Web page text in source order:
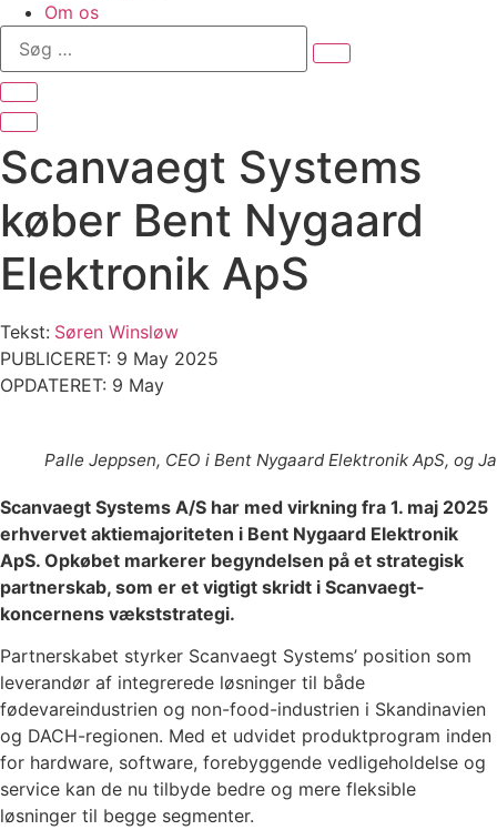
Om os
Søg
Scanvaegt Systems
køber Bent Nygaard
Elektronik ApS
Tekst: Søren Winsløw
PUBLICERET: 9 May 2025
OPDATERET: 9 May
Palle Jeppsen, CEO i Bent Nygaard Elektronik ApS, og
Scanvaegt Systems A/S har med virkning fra 1. maj 2025
erhvervet aktiemajoriteten i Bent Nygaard Elektronik
ApS. Opkøbet markerer begyndelsen på et strategisk
partnerskab, som er et vigtigt skridt i Scanvaegt-
koncernens vækststrategi.
Partnerskabet styrker Scanvaegt Systems’ position som
leverandør af integrerede løsninger til både
fødevareindustrien og non-food-industrien i Skandinavien
og DACH-regionen. Med et udvidet produktprogram inden
for hardware, software, forebyggende vedligeholdelse og
service kan de nu tilbyde bedre og mere fleksible
løsninger til begge segmenter.